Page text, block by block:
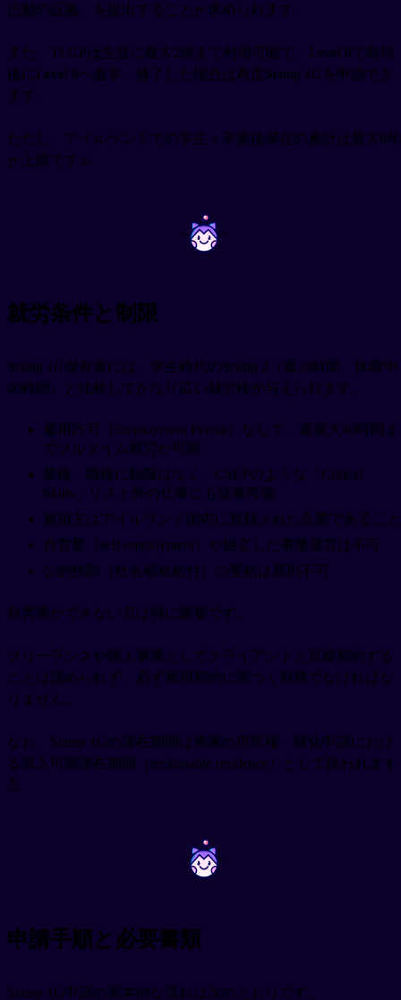
活動の証拠」を提出することが求められます。
また、TLGPは生涯に最大2回まで利用可能で、Level 8で取得
後にLevel 9へ進学・修了した場合は再度Stamp 1Gを申請でき
ます。
ただし、アイルランドでの学生＋卒業後滞在の累計は最大8年
が上限です⚠️
~ ~
就労条件と制限
Stamp 1G保有者には、学生時代のStamp 2（週20時間、休暇中
40時間）と比較してかなり広い就労権が与えられます。
雇用許可（Employment Permit）なしで、週最大40時間ま
でフルタイム就労が可能
業種・職種に制限はなく、CSEPのような「Critical
Skills」リスト外の仕事にも従事可能
雇用主はアイルランド国内に登録された企業であること
自営業（self-employment）や独立した事業運営は不可
公的扶助（社会福祉給付）の受給は原則不可
自営業ができない点は特に重要です。
フリーランスや個人事業としてクライアントと直接契約する
ことは認められず、必ず雇用契約に基づく勤務でなければな
りません。
なお、Stamp 1Gの滞在期間は将来の市民権・帰化申請におけ
る算入可能滞在期間（reckonable residence）として扱われます
💪
~ ~
申請手順と必要書類
Stamp 1G申請の基本的な流れは次のとおりです。